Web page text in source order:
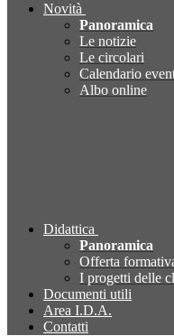
Novità
Panoramica
Le notizie
Le circolari
Calendario
Albo online
Didattica
Panoramica
Offerta
I progetti delle
Documenti utili
Area I.D.A.
Contatti